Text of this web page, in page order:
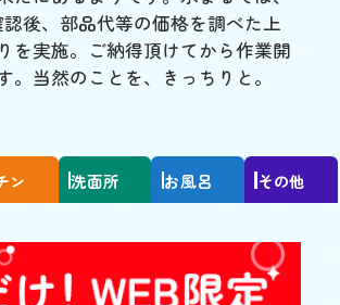
後、部品代等の価格を調べた上
を実施。ご納得頂けてから作業開
。当然のことを、きっちりと。
ン 洗面所 お風呂 その他